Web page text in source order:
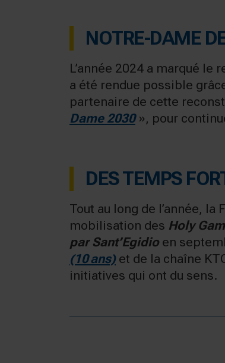
NOTRE-DAME
L’année 2024 a marqué le
a été rendue possible
partenaire de cette
Dame 2030 », pour
DES TEMPS
Tout au long de l’année,
mobilisation des Holy
par Sant’Egidio en
(10 ans) et de la chaîne
initiatives qui ont du sens.